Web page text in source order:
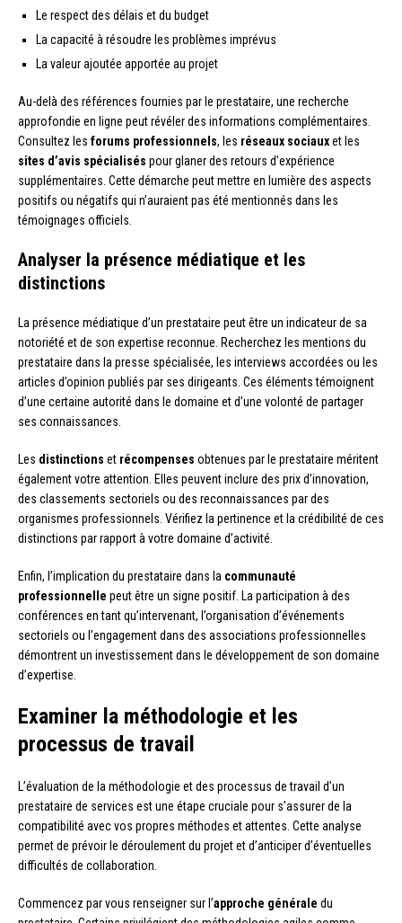
Le respect des délais et du budget
La capacité à résoudre les problèmes imprévus
La valeur ajoutée apportée au projet
Au-delà des références fournies par le prestataire, une recherche
approfondie en ligne peut révéler des informations complémentaires.
Consultez les forums professionnels, les réseaux sociauxet les
sites d’avis spécialisés pour glaner des retours d’expérience
supplémentaires. Cette démarche peut mettre en lumière des aspects
positifs ou négatifs qui n’auraient pas été mentionnés dans les
témoignages officiels.
Analyser la présence médiatique et les
distinctions
La présence médiatique d’un prestataire peut être un indicateur de sa
notoriété et de son expertise reconnue. Recherchez les mentions du
prestataire dans la presse spécialisée, les interviews accordées ou les
articles d’opinion publiés par ses dirigeants. Ces éléments témoignent
d’une certaine autorité dans le domaine et d’une volonté de partager
ses connaissances.
Les distinctions et récompenses obtenues par le prestataire méritent
également votre attention. Elles peuvent inclure des prix d’innovation,
des classements sectoriels ou des reconnaissances par des
organismes professionnels. Vérifiez la pertinence et la crédibilité de ces
distinctions par rapport à votre domaine d’activité.
Enfin, l’implication du prestataire dans la communauté
professionnelle peut être un signe positif. La participation à des
conférences en tant qu’intervenant, l’organisation d’événements
sectoriels ou l’engagement dans des associations professionnelles
démontrent un investissement dans le développement de son domaine
d’expertise.
Examiner la méthodologie et les
processus de travail
L’évaluation de la méthodologie et des processus de travail d’un
prestataire de services est une étape cruciale pour s’assurer de la
compatibilité avec vos propres méthodes et attentes. Cette analyse
permet de prévoir le déroulement du projet et d’anticiper d’éventuelles
difficultés de collaboration.
Commencez par vous renseigner sur l’approche générale du